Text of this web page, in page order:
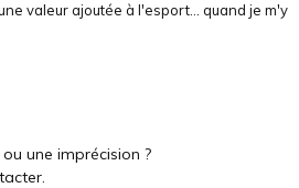
valeur ajoutée à l'esport... quand je m'y
une imprécision ?